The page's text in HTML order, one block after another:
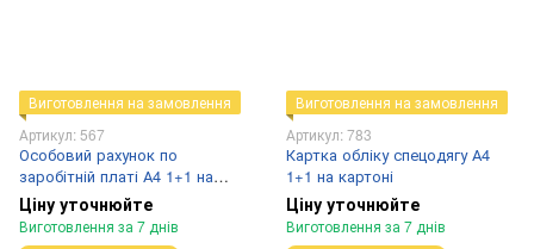
Виготовлення на замовлення
Артикул: 567
Особовий рахунок по
заробітній платі А4 1+1 на
картоні
Ціну уточнюйте
Виготовлення за 7 днів
Виготовлення на замовлення
Артикул: 783
Картка обліку спецодягу А4
1+1 на картоні
Ціну уточнюйте
Виготовлення за 7 днів